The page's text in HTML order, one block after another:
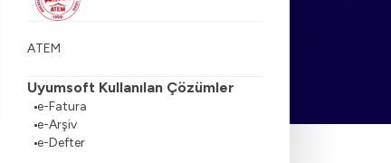
ATEM
Uyumsoft Kullanılan Çözümler
e-Fatura
e-Arşiv
e-Defter